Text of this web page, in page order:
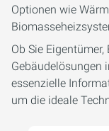
Optionen wie
Ob Sie
Gebäudelösungen
essenzielle
um die ideale